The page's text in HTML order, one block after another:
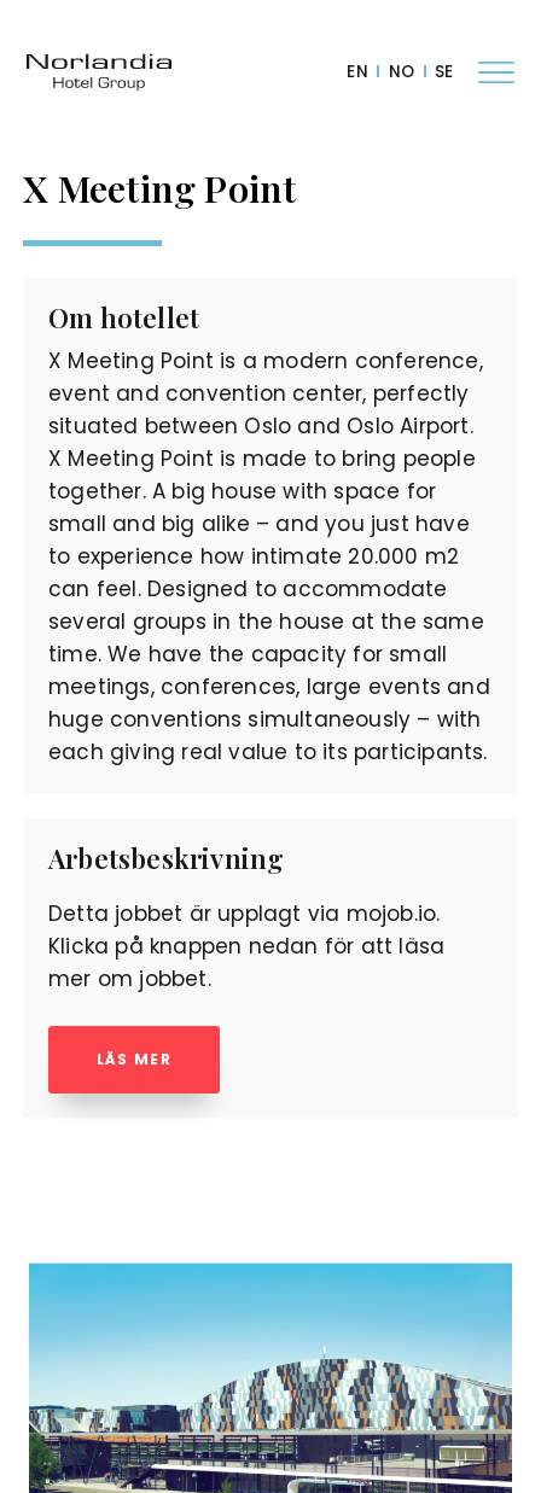
EN NO SE
X Meeting Point
Om hotellet
X Meeting Point is a modern conference,
event and convention center, perfectly
situated between Oslo and Oslo Airport.
X Meeting Point is made to bring people
together. A big house with space for
small and big alike – and you just have
to experience how intimate 20.000 m2
can feel. Designed to accommodate
several groups in the house at the same
time. We have the capacity for small
meetings, conferences, large events and
huge conventions simultaneously – with
each giving real value to its participants.
Arbetsbeskrivning
Detta jobbet är upplagt via mojob.io.
Klicka på knappen nedan för att läsa
mer om jobbet.
LÄS MER